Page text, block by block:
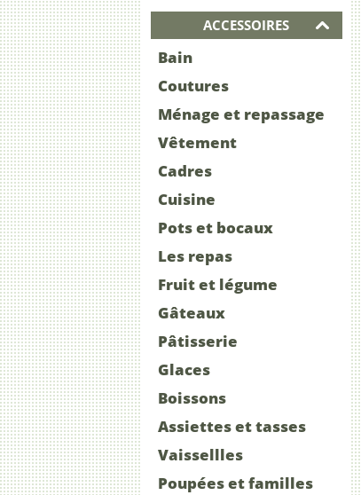
ACCESSOIRES
Bain
Coutures
Ménage et repassage
Vêtement
Cadres
Cuisine
Pots et bocaux
Les repas
Fruit et légume
Gâteaux
Pâtisserie
Glaces
Boissons
Assiettes et tasses
Vaissellles
Poupées et familles